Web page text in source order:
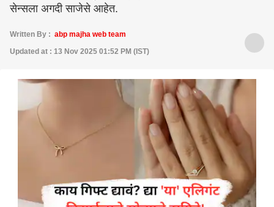
सेन्सला अगदी साजेसे आहेत.
Written By : abp majha web team
Updated at : 13 Nov 2025 01:52 PM (IST)